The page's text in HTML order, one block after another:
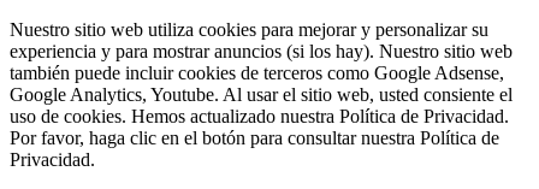
Nuestro sitio web utiliza cookies para mejorar y personalizar su
experiencia y para mostrar anuncios (si los hay). Nuestro sitio web
también puede incluir cookies de terceros como Google Adsense,
Google Analytics, Youtube. Al usar el sitio web, usted consiente el
uso de cookies. Hemos actualizado nuestra Política de Privacidad.
Por favor, haga clic en el botón para consultar nuestra Política de
Privacidad.